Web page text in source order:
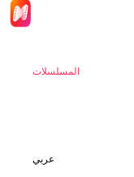
المسلسلات
عربي